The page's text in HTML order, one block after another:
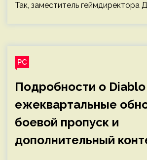
Так, заместитель геймдиректора
PC
Подробности о Diablo
ежеквартальные
боевой пропуск и
дополнительный